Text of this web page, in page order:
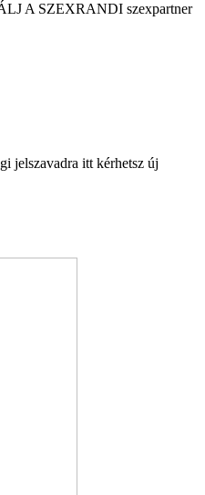
A SZEXRANDI szexpartner
jelszavadra itt kérhetsz új